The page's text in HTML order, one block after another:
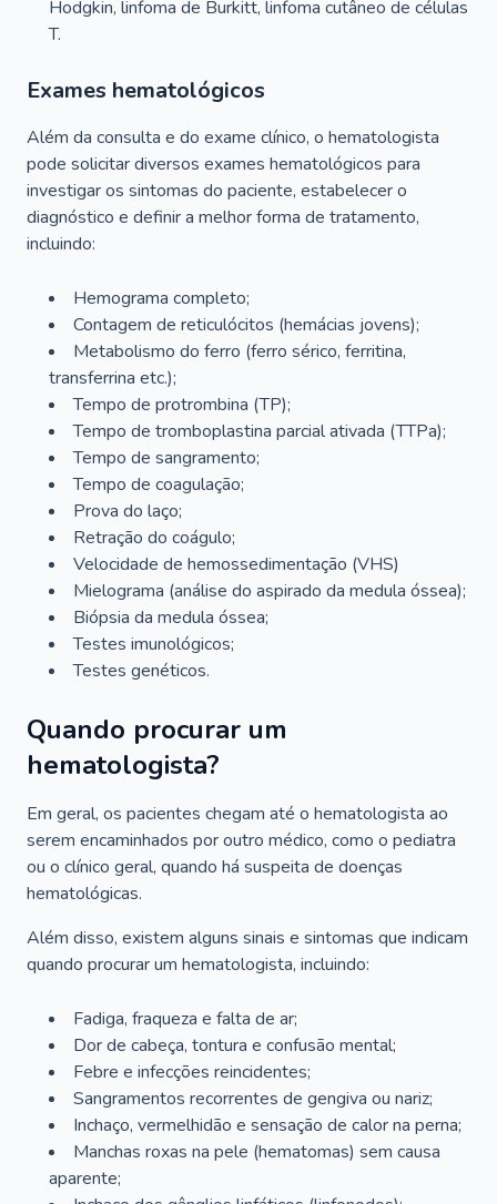
Hodgkin, linfoma de Burkitt, linfoma cutâneo de células
T.
Exames hematológicos
Além da consulta e do exame clínico, o hematologista
pode solicitar diversos exames hematológicos para
investigar os sintomas do paciente, estabelecer o
diagnóstico e definir a melhor forma de tratamento,
incluindo:
Hemograma completo;
Contagem de reticulócitos (hemácias jovens);
Metabolismo do ferro (ferro sérico, ferritina,
transferrina etc.);
Tempo de protrombina (TP);
Tempo de tromboplastina parcial ativada (TTPa);
Tempo de sangramento;
Tempo de coagulação;
Prova do laço;
Retração do coágulo;
Velocidade de hemossedimentação (VHS)
Mielograma (análise do aspirado da medula óssea);
Biópsia da medula óssea;
Testes imunológicos;
Testes genéticos.
Quando procurar um
hematologista?
Em geral, os pacientes chegam até o hematologista ao
serem encaminhados por outro médico, como o pediatra
ou o clínico geral, quando há suspeita de doenças
hematológicas.
Além disso, existem alguns sinais e sintomas que indicam
quando procurar um hematologista, incluindo:
Fadiga, fraqueza e falta de ar;
Dor de cabeça, tontura e confusão mental;
Febre e infecções reincidentes;
Sangramentos recorrentes de gengiva ou nariz;
Inchaço, vermelhidão e sensação de calor na perna;
Manchas roxas na pele (hematomas) sem causa
aparente;